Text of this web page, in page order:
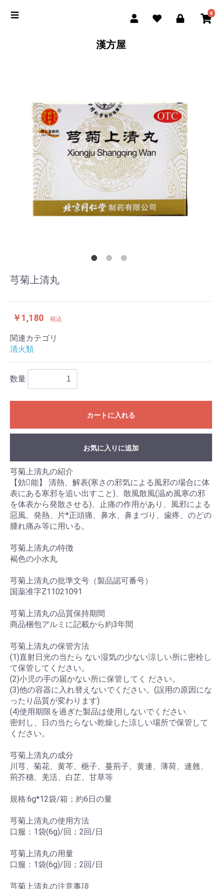
0
漢方屋
芎菊上清丸
￥1,180 税込
関連カテゴリ
清火類
数量
カートに入れる
お気に入りに追加
芎菊上清丸の紹介
【効能】 清熱、解表(寒さの邪気による風邪の場合に体
表にある寒邪を追い出すこと)、散風散風(温め風寒の邪
を体表から発散させる)、止痛の作用があり、風邪による
惡風、発熱、片*正頭痛、鼻水、鼻まづり、歯疼、のどの
腫れ痛み等に用いる。
芎菊上清丸の特徴
褐色の小水丸
芎菊上清丸の批準文号（製品認可番号）
国薬准字Z11021091
芎菊上清丸の品質保持期間
商品梱包アルミに記載から約3年間
芎菊上清丸の保管方法
(1)直射日光の当たら ない湿気の少ない涼しい所に密栓し
て保管してください。
(2)小児の手の届かない所に保管してく ださい。
(3)他の容器に入れ替えないでください。(誤用の原因にな
ったり品質が変わります)
(4)使用期限を過ぎた製品は使用しないでください.
密封し、日の当たらない乾燥した涼しい場所で保管して
ください。
芎菊上清丸の成分
川芎、菊花、黄芩、梔子、蔓荊子、黄連、薄荷、連翹、
荊芥穗、羌活、白芷、甘草等
規格:6g*12袋/箱；約6日の量
芎菊上清丸の使用方法
口服：1袋(6g)/回；2回/日
芎菊上清丸の用量
口服：1袋(6g)/回；2回/日
芎菊上清丸の注意事項